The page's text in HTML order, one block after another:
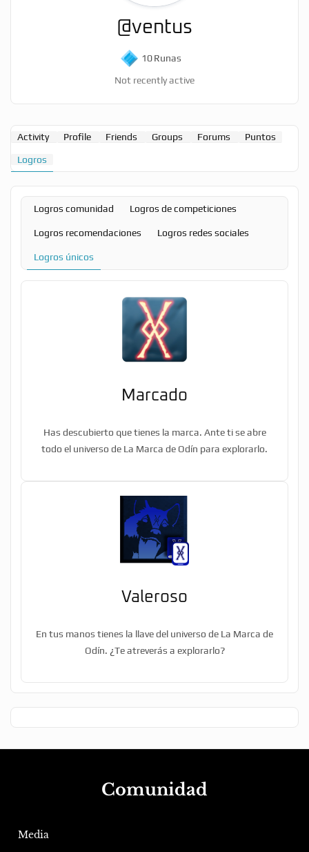
@ventus
10Runas
Not recently active
Activity Profile Friends Groups Forums Puntos
Logros
Logros comunidad Logros de competiciones
Logros recomendaciones Logros redes sociales
Logros únicos
Marcado
Has descubierto que tienes la marca. Ante ti se abre
todo el universo de La Marca de Odín para explorarlo.
Valeroso
En tus manos tienes la llave del universo de La Marca de
Odín. ¿Te atreverás a explorarlo?
Comunidad
Media